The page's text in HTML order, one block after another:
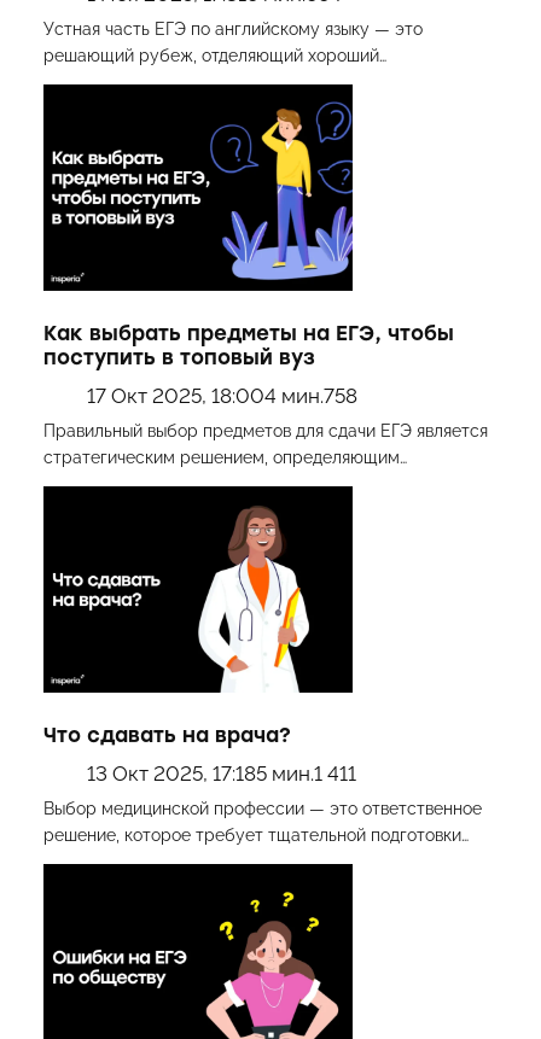
Устная часть ЕГЭ по английскому языку — это
решающий рубеж, отделяющий хороший…
Как выбрать предметы на ЕГЭ, чтобы
поступить в топовый вуз
17 Окт 2025, 18:004 мин.758
Правильный выбор предметов для сдачи ЕГЭ является
стратегическим решением, определяющим…
Что сдавать на врача?
13 Окт 2025, 17:185 мин.1 411
Выбор медицинской профессии — это ответственное
решение, которое требует тщательной подготовки…